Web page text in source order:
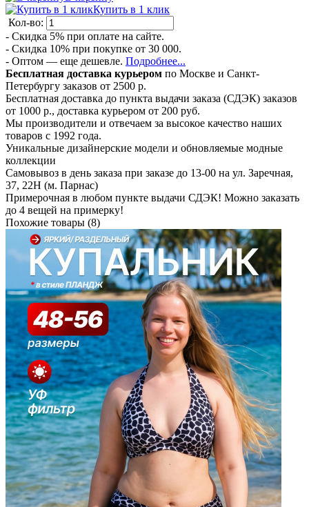
Купить в 1 клик
Кол-во:
- Скидка 5% при оплате на сайте.
- Скидка 10% при покупке от 30 000.
- Оптом — еще дешевле. Подробнее...
Бесплатная доставка курьером по Москве и Санкт-
Петербургу заказов от 2500 р.
Бесплатная доставка до пункта выдачи заказа (СДЭК) заказов
от 1000 р., доставка курьером от 200 руб.
Мы производители и отвечаем за высокое качество наших
товаров с 1992 года.
Уникальные дизайнерские модели и обновляемые модные
коллекции
Самовывоз в день заказа при заказе до 13-00 на ул. Заречная,
37, 22Н (м. Парнас)
Примерочная в любом пункте выдачи СДЭК! Можно заказать
до 4 вещей на примерку!
Похожие товары (8)